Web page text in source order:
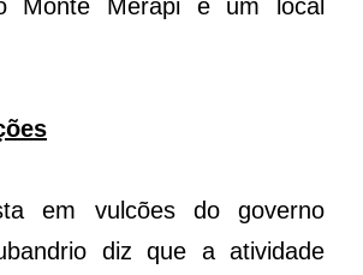
Monte Merapi é um local
em vulcões do governo
diz que a atividade